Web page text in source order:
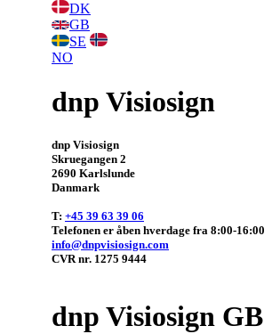
DK
GB
SE
NO
dnp Visiosign
dnp Visiosign
Skruegangen 2
2690 Karlslunde
Danmark
T: +45 39 63 39 06
info@dnpvisiosign.com
CVR nr. 1275 9444
dnp Visiosign GB